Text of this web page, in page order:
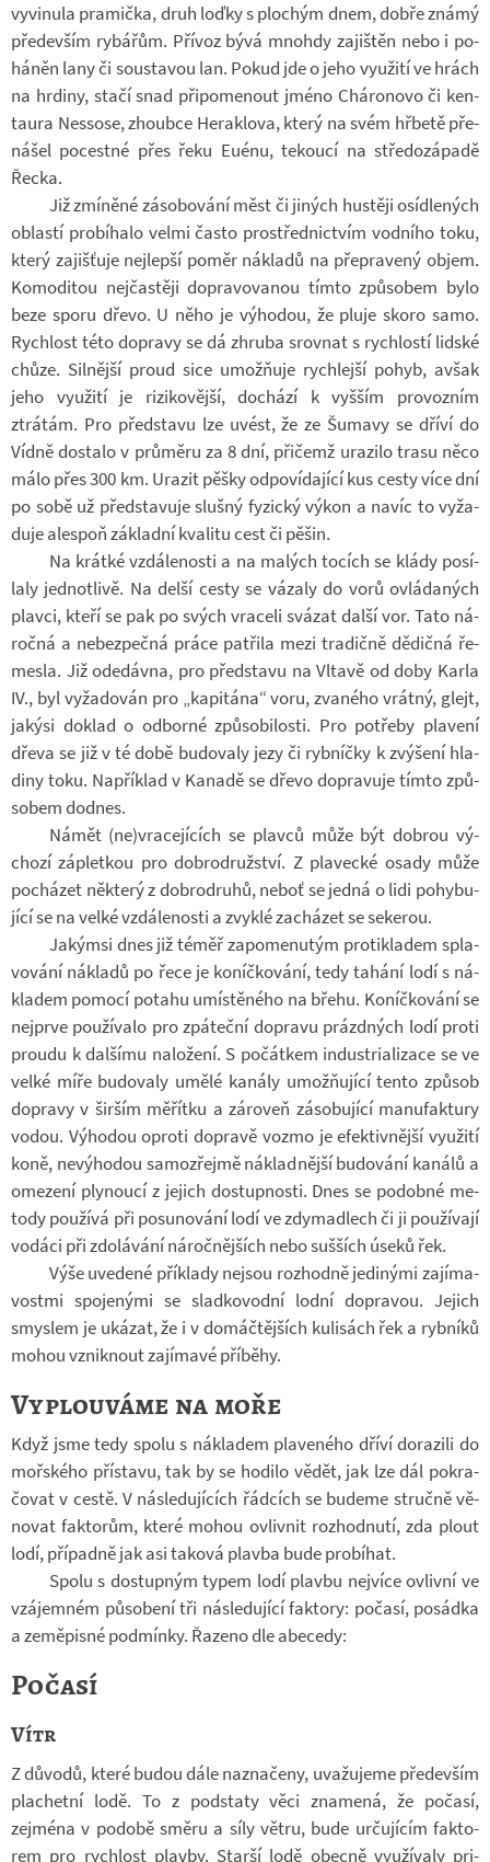
vy­vi­nula pra­mička, druh loďky s plo­chým dnem, dobře známý
pře­de­vším ry­bá­řům. Pří­voz bývá mnohdy za­jiš­těn nebo i po­
há­něn lany či sou­sta­vou lan. Pokud jde o jeho vy­u­žití ve hrách
na hr­diny, stačí snad při­po­me­nout jméno Chá­ro­novo či ken­
taura Nessose, zhoubce Hera­klova, který na svém hřbetě pře­
ná­šel po­cestné přes řeku Euénu, te­koucí na stře­do­zá­padě
Řecka.
Již zmí­něné zá­so­bo­vání měst či ji­ných hus­těji osíd­le­ných
ob­lastí pro­bí­halo velmi často pro­střed­nic­tvím vod­ního toku,
který za­jiš­ťuje nej­lepší poměr ná­kladů na pře­pra­vený objem.
Ko­mo­di­tou nej­čas­těji do­pra­vo­va­nou tímto způ­so­bem bylo
beze sporu dřevo. U něho je vý­ho­dou, že pluje skoro samo.
Rych­lost této do­pravy se dá zhruba srov­nat s rych­lostí lid­ské
chůze. Sil­nější proud sice umož­ňuje rych­lejší pohyb, avšak
jeho vy­u­žití je ri­zi­ko­vější, do­chází k vyš­ším pro­voz­ním
ztrátám. Pro před­stavu lze uvést, že ze Šu­mavy se dříví do
Vídně do­stalo v prů­měru za 8 dní, při­čemž ura­zilo trasu něco
málo přes 300 km. Ura­zit pěšky od­po­ví­da­jící kus cesty více dní
po sobě už před­sta­vuje slušný fy­zický výkon a navíc to vy­ža­
duje ale­spoň zá­kladní kva­litu cest či pěšin.
Na krátké vzdá­le­nosti a na ma­lých to­cích se klády po­sí­
laly jed­not­livě. Na delší cesty se vá­zaly do vorů ovlá­da­ných
plavci, kteří se pak po svých vra­celi svá­zat další vor. Tato ná­
ročná a ne­bez­pečná práce pa­t­řila mezi tra­dičně dě­dičná ře­
mesla. Již ode­dávna, pro před­stavu na Vl­tavě od doby Karla
IV., byl vy­ža­do­ván pro „ka­pi­tána“ voru, zva­ného vrátný, glejt,
ja­kýsi do­klad o od­borné způ­so­bi­losti. Pro po­třeby pla­vení
dřeva se již v té době bu­do­valy jezy či ryb­níčky k zvý­šení hla­
diny toku. Na­pří­klad v Ka­nadě se dřevo do­pra­vuje tímto způ­
so­bem dodnes.
Námět (ne)vra­ce­jí­cích se plavců může být dobrou vý­
chozí zá­plet­kou pro dob­ro­druž­ství. Z pla­vecké osady může
po­chá­zet ně­který z dob­ro­druhů, neboť se jedná o lidi po­hy­bu­
jící se na velké vzdá­le­nosti a zvyklé za­chá­zet se se­ke­rou.
Ja­kýmsi dnes již téměř za­po­me­nu­tým pro­ti­kla­dem spla­
vo­vání ná­kladů po řece je ko­níč­ko­vání, tedy ta­hání lodí s ná­
kla­dem po­mocí po­tahu umís­tě­ného na břehu. Ko­níč­ko­vání se
nej­prve po­u­ží­valo pro zpá­teční do­pravu prázd­ných lodí proti
proudu k dal­šímu na­lo­žení. S po­čát­kem in­dustri­a­li­zace se ve
velké míře bu­do­valy umělé ka­nály umož­ňu­jící tento způ­sob
do­pravy v šir­ším mě­řítku a zá­ro­veň zá­so­bu­jící ma­nu­fak­tury
vodou. Vý­ho­dou oproti do­pravě vozmo je efek­tiv­nější vy­u­žití
koně, ne­vý­ho­dou sa­mo­zřejmě ná­klad­nější bu­do­vání ka­nálů a
ome­zení ply­noucí z je­jich do­stup­nosti. Dnes se po­dobné me­
tody po­u­žívá při po­su­no­vání lodí ve zdy­madlech či ji po­u­ží­vají
vo­dáci při zdo­lá­vání ná­roč­něj­ších nebo suš­ších úseků řek.
Výše uve­dené pří­klady nejsou roz­hodně je­di­nými za­jí­ma­
vostmi spo­je­nými se slad­ko­vodní lodní do­pra­vou. Je­jich
smys­lem je uká­zat, že i v do­máčtěj­ších ku­li­sách řek a ryb­níků
mohou vznik­nout za­jí­mavé pří­běhy.
Vyplouváme na moře
Když jsme tedy spolu s ná­kla­dem pla­ve­ného dříví do­ra­zili do
moř­ského pří­stavu, tak by se ho­dilo vědět, jak lze dál po­kra­
čo­vat v cestě. V ná­sle­du­jí­cích řád­cích se bu­deme stručně vě­
no­vat fak­to­rům, které mohou ovliv­nit roz­hod­nutí, zda plout
lodí, pří­padně jak asi ta­ková plavba bude pro­bí­hat.
Spolu s do­stup­ným typem lodí plavbu nej­více ovlivní ve
vzá­jem­ném pů­so­bení tři ná­sle­du­jící fak­tory: po­časí, po­sádka
a ze­mě­pisné pod­mínky. Řa­zeno dle abe­cedy:
Počasí
Vítr
Z dů­vodů, které budou dále na­zna­čeny, uva­žu­jeme pře­de­vším
pla­chetní lodě. To z pod­staty věci zna­mená, že po­časí,
zejména v po­době směru a síly větru, bude ur­ču­jí­cím fak­to­
rem pro rych­lost plavby. Starší lodě obecně vy­u­ží­valy pri­